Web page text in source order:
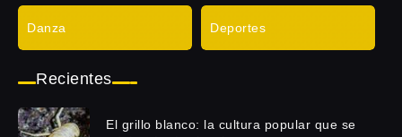
Danza Deportes
Recientes
El grillo blanco: la cultura popular que se